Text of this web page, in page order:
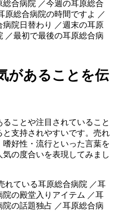
総合病院 ／今週の耳原総合
原総合病院の時間ですよ ／
病院日替わり ／週末の耳原
／最初で最後の耳原総合病
があることを伝
ることや注目されていること
と支持されやすいです。売れ
嗜好性・流行といった言葉を
気の度合いを表現してみまし
れている耳原総合病院 ／耳
院の殿堂入りアイテム ／耳
院の話題独占 ／耳原総合病